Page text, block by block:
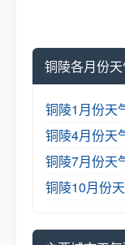
铜陵各月份
铜陵1月份天
铜陵4月份天
铜陵7月份天
铜陵10月份